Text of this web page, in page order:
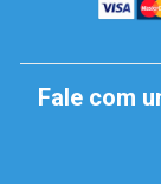
Fale com